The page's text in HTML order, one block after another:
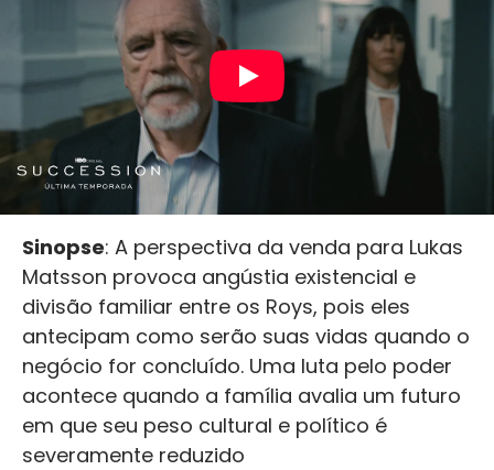
Sinopse: A perspectiva da venda para Lukas
Matsson provoca angústia existencial e
divisão familiar entre os Roys, pois eles
antecipam como serão suas vidas quando o
negócio for concluído. Uma luta pelo poder
acontece quando a família avalia um futuro
em que seu peso cultural e político é
severamente reduzido